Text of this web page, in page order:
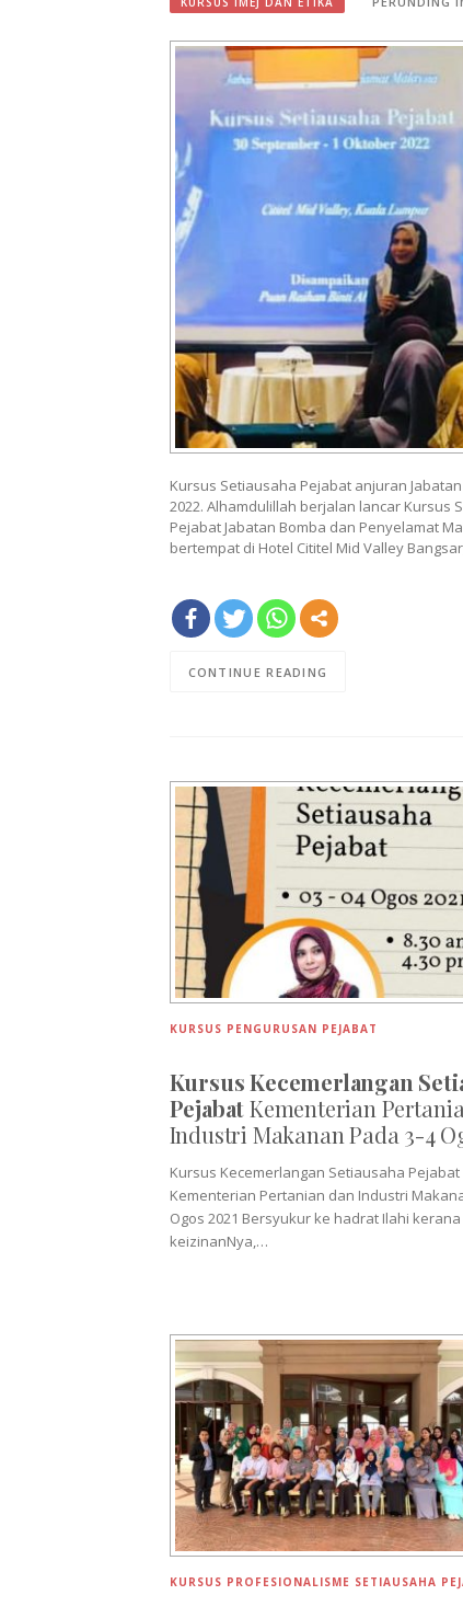
Kursus Setiausaha Pejabat anjuran
2022. Alhamdulillah berjalan lancar
Pejabat Jabatan Bomba dan Penyelamat
bertempat di Hotel Cititel Mid Valley
CONTINUE READING
KURSUS PENGURUSAN PEJABAT
Kursus Kecemerlangan
PejabatKementerian
Industri Makanan Pada 3-4
Kursus Kecemerlangan Setiausaha Pejabat
Kementerian Pertanian dan Industri
Ogos 2021 Bersyukur ke hadrat Ilahi
keizinanNya,…
KURSUS PROFESIONALISME SETIAUSAHA